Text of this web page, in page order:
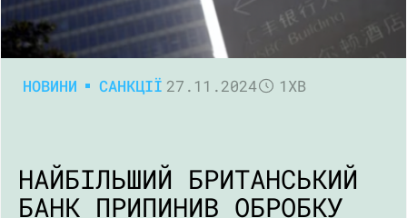
НОВИНИ САНКЦІЇ 27.11.2024 1ХВ
НАЙБІЛЬШИЙ БРИТАНСЬКИЙ
БАНК ПРИПИНИВ ОБРОБКУ